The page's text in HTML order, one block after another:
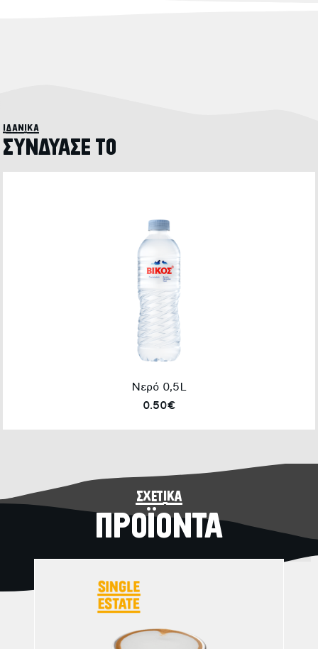
ιδανικά
ΣΥΝΔΥΑΣΕ ΤΟ
Νερό 0,5L
0.50€
σχετικά
ΠΡΟΪΟΝΤΑ